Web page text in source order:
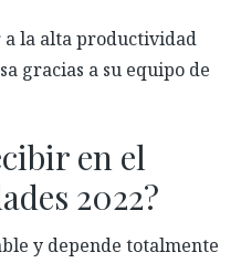
la alta productividad
gracias a su equipo de
en el
2022?
y depende totalmente